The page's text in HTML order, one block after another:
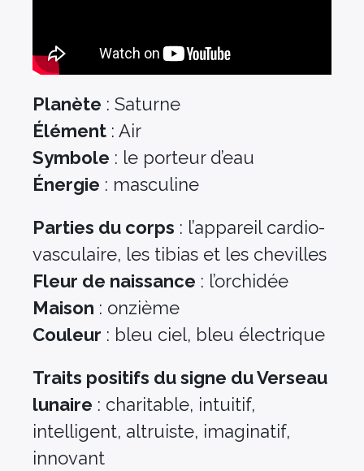
Planète : Saturne
Élément : Air
Symbole : le porteur d’eau
Énergie : masculine
Parties du corps : l’appareil cardio-
vasculaire, les tibias et les chevilles
Fleur de naissance : l’orchidée
Maison : onzième
Couleur : bleu ciel, bleu électrique
Traits positifs du signe du Verseau
lunaire : charitable, intuitif,
intelligent, altruiste, imaginatif,
innovant